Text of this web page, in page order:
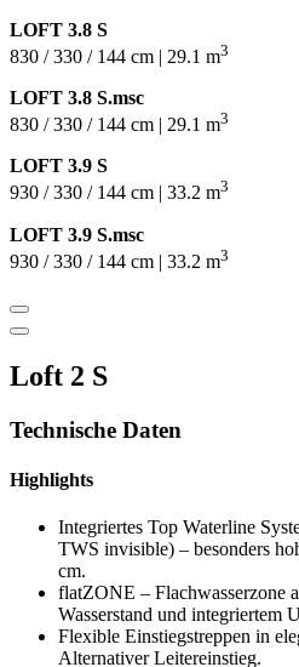
LOFT 3.8 S
830 / 330 / 144 cm | 29.1 m3
LOFT 3.8 S.msc
830 / 330 / 144 cm | 29.1 m3
LOFT 3.9 S
930 / 330 / 144 cm | 33.2 m3
LOFT 3.9 S.msc
930 / 330 / 144 cm | 33.2 m3
Loft 2 S
Technische Daten
Highlights
Integriertes Top Waterline
TWS invisible) – besonders
cm.
flatZONE – Flachwasserzone
Wasserstand und integriertem
Flexible Einstiegstreppen in
Alternativer Leitereinstieg.